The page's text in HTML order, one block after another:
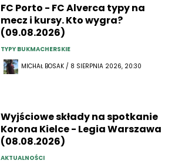
FC Porto - FC Alverca typy na
mecz i kursy. Kto wygra?
(09.08.2026)
TYPY BUKMACHERSKIE
MICHAŁ BOSAK / 8 SIERPNIA 2026, 20:30
Wyjściowe składy na spotkanie
Korona Kielce - Legia Warszawa
(08.08.2026)
AKTUALNOŚCI